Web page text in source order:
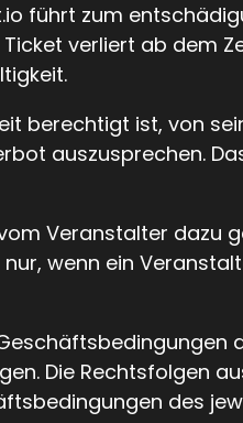
führt zum
verliert ab dem
berechtigt ist, von
auszusprechen.
Veranstalter dazu
wenn ein
Die Rechtsfolgen
des